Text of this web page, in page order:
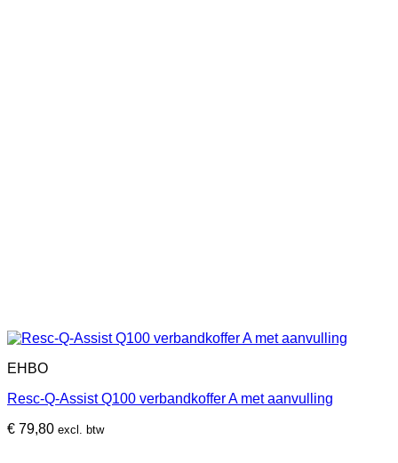
EHBO
Resc-Q-Assist Q100 verbandkoffer A met aanvulling
€ 79,80 excl. btw